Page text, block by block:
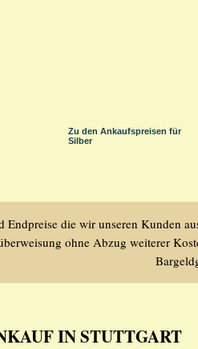
Zu den Ankaufspreisen für
Silber
Endpreise die wir unseren Kunden
ohne Abzug weiterer
IN STUTTGART